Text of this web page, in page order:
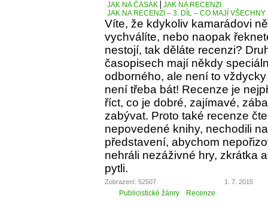
JAK NA ČASÁK
JAK NA RECENZI
JAK NA RECENZI – 3. DÍL – CO MAJÍ
Víte, že kdykoliv kamarádovi
vychválíte, nebo naopak
nestojí, tak děláte recenzi?
časopisech mají někdy
odborného, ale není to
není třeba bát! Recenze je
říct, co je dobré, zajímavé,
zabývat. Proto také recenze
nepovedené knihy, nechodili
představení, abychom
nehráli nezáživné hry, zkrátka
pytli.
Zobrazení: 52507 1. 7. 2015
Publicistické žánry Recenze